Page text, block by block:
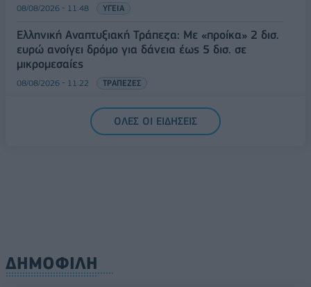
08/08/2026 - 11:48 ΥΓΕΙΑ
Ελληνική Αναπτυξιακή Τράπεζα: Με «προίκα» 2 δισ.
ευρώ ανοίγει δρόμο για δάνεια έως 5 δισ. σε
μικρομεσαίες
08/08/2026 - 11:22 ΤΡΑΠΕΖΕΣ
5G παντού, 6G στον ορίζοντα: Πού βρίσκεται η
Ελλάδα στη μεγάλη τεχνολογική μετάβαση
ΟΛΕΣ ΟΙ ΕΙΔΗΣΕΙΣ
ΔΗΜΟΦΙΛΗ